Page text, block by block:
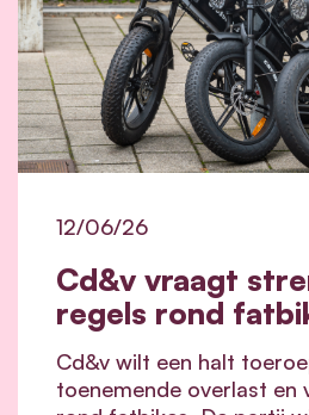
Cd&v vraagt
regels rond
12/06/26
Cd&v wilt een halt
toenemende overlast en